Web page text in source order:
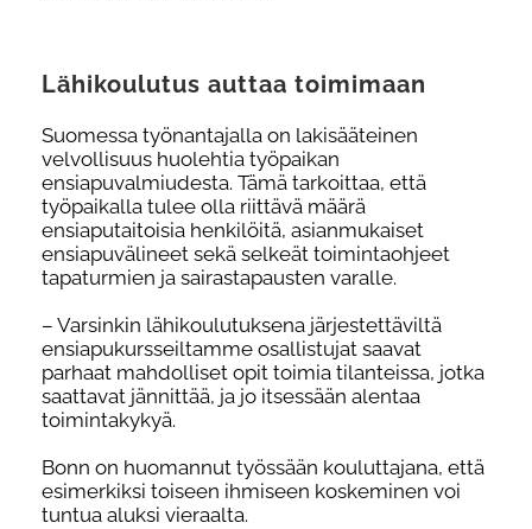
Lähikoulutus auttaa toimimaan
Suomessa työnantajalla on lakisääteinen
velvollisuus huolehtia työpaikan
ensiapuvalmiudesta. Tämä tarkoittaa, että
työpaikalla tulee olla riittävä määrä
ensiaputaitoisia henkilöitä, asianmukaiset
ensiapuvälineet sekä selkeät toimintaohjeet
tapaturmien ja sairastapausten varalle.
– Varsinkin lähikoulutuksena järjestettäviltä
ensiapukursseiltamme osallistujat saavat
parhaat mahdolliset opit toimia tilanteissa, jotka
saattavat jännittää, ja jo itsessään alentaa
toimintakykyä.
Bonn on huomannut työssään kouluttajana, että
esimerkiksi toiseen ihmiseen koskeminen voi
tuntua aluksi vieraalta.